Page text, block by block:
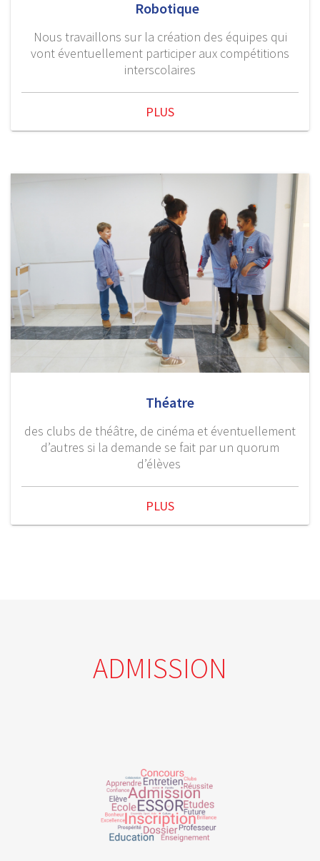
Robotique
Nous travaillons sur la création des équipes qui
vont éventuellement participer aux compétitions
interscolaires
PLUS
Théatre
des clubs de théâtre, de cinéma et éventuellement
d’autres si la demande se fait par un quorum
d’élèves
PLUS
ADMISSION